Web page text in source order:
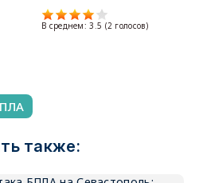
В среднем:3.5 (2 голосов)
также: